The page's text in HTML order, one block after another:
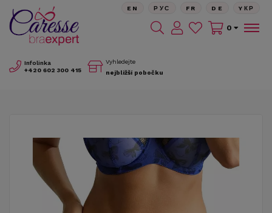
Infolinka
+420 602 300 415
Vyhledejte
nejbližší pobočku
EN РУС FR DE YКР
0